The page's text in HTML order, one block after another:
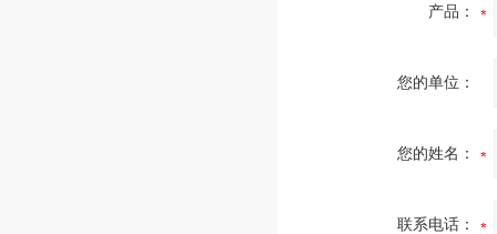
产品：
您的单位：
您的姓名：
联系电话：